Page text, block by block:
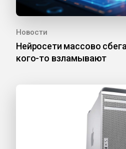
Новости
Нейросети массово
кого-то взламывают